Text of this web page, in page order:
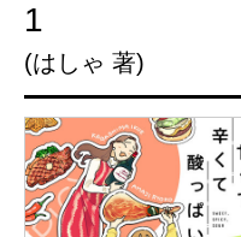
1
(はしゃ 著)